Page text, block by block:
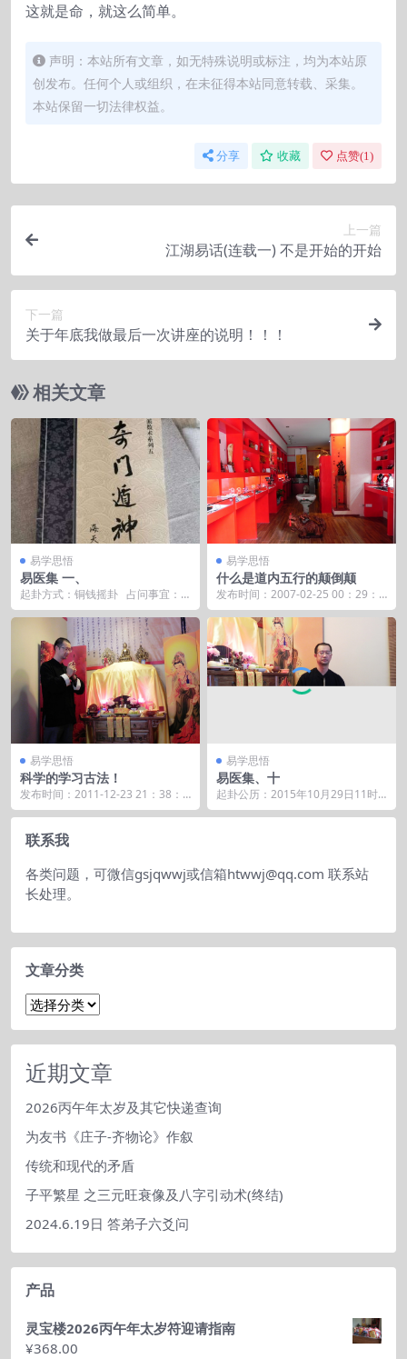
这就是命，就这么简单。
声明：本站所有文章，如无特殊说明或标注，均为本站原
创发布。任何个人或组织，在未征得本站同意转载、采集。
本站保留一切法律权益。
分享 收藏 点赞(1 )
上一篇
江湖易话(连载一) 不是开始的开始
下一篇
关于年底我做最后一次讲座的说明！！！
相关文章
易学思悟
易医集 一、
起卦方式：铜钱摇卦 占问事宜：
关心的事情。 起卦公历：2...
易学思悟
什么是道内五行的颠倒颠
发布时间：2007-02-25 00：29：4
7 道内数术一般会有一种五行颠到
颠...
易学思悟
科学的学习古法！
发布时间：2011-12-23 21：38：5
6 如何学好数术？那么我认为第一
个...
易学思悟
易医集、十
起卦公历：2015年10月29日11时3
6分(北京时间)。 起卦农历：乙未年
九...
联系我
各类问题，可微信gsjqwwj或信箱htwwj@qq.com 联系站
长处理。
文章分类
文
分
类
近期文章
2026丙午年太岁及其它快递查询
为友书《庄子-齐物论》作叙
传统和现代的矛盾
子平繁星 之三元旺衰像及八字引动术(终结)
2024.6.19日 答弟子六爻问
产品
灵宝楼2026丙午年太岁符迎请指南
¥368.00